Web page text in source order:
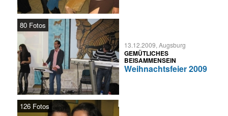
80 Fotos
13.12.2009, Augsburg
GEMÜTLICHES
BEISAMMENSEIN
Weihnachtsfeier 2009
126 Fotos